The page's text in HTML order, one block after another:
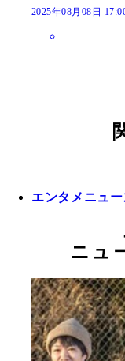
2025年08月08日
エンタメニュ
ニュ